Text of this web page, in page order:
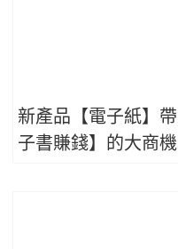
新產品【電子紙】
子書賺錢】的大商